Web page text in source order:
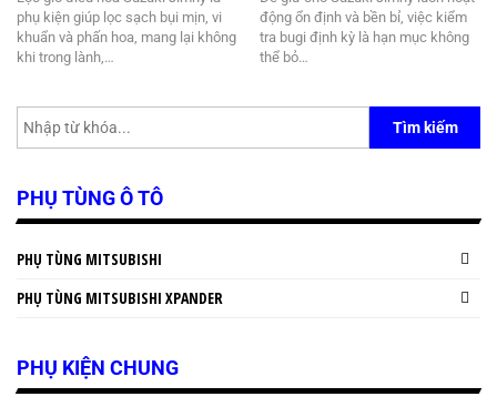
phụ kiện giúp lọc sạch bụi mịn, vi
khuẩn và phấn hoa, mang lại không
khi trong lành,…
động ổn định và bền bỉ, việc kiểm
tra bugi định kỳ là hạn mục không
thể bỏ…
Tìm kiếm
PHỤ TÙNG Ô TÔ
PHỤ TÙNG MITSUBISHI
PHỤ TÙNG MITSUBISHI XPANDER
PHỤ KIỆN CHUNG